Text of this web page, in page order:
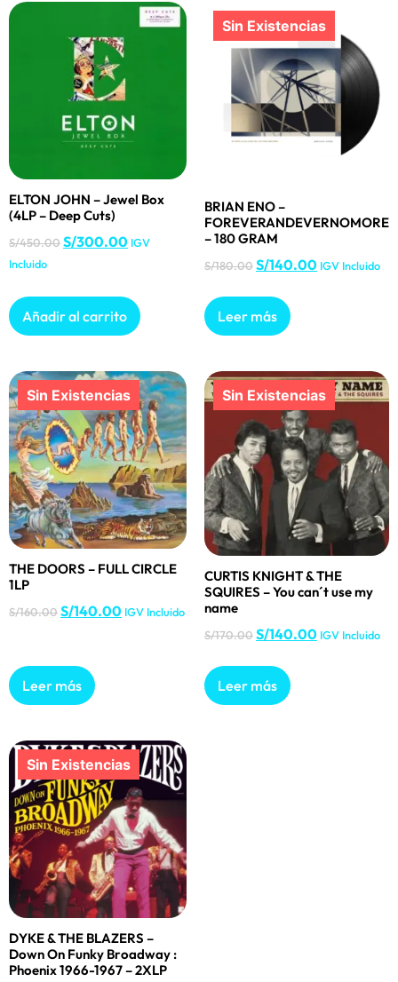
ELTON JOHN – Jewel Box
(4LP – Deep Cuts)
S/450.00S/300.00 IGV
Incluido
Añadir al carrito
BRIAN ENO –
FOREVERANDEVERNOMORE
– 180 GRAM
S/180.00S/140.00 IGV Incluido
Leer más
THE DOORS – FULL CIRCLE
1LP
S/160.00S/140.00 IGV Incluido
Leer más
CURTIS KNIGHT & THE
SQUIRES – You can´t use my
name
S/170.00S/140.00 IGV Incluido
Leer más
DYKE & THE BLAZERS –
Down On Funky Broadway :
Phoenix 1966-1967 – 2XLP